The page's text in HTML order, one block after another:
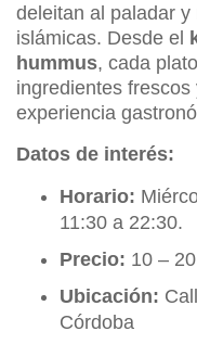
deleitan al paladar
islámicas. Desde el
hummus, cada
ingredientes
experiencia
Datos de interés:
Horario:
11:30 a 22:30.
Precio: 10 –
Ubicación:
Córdoba